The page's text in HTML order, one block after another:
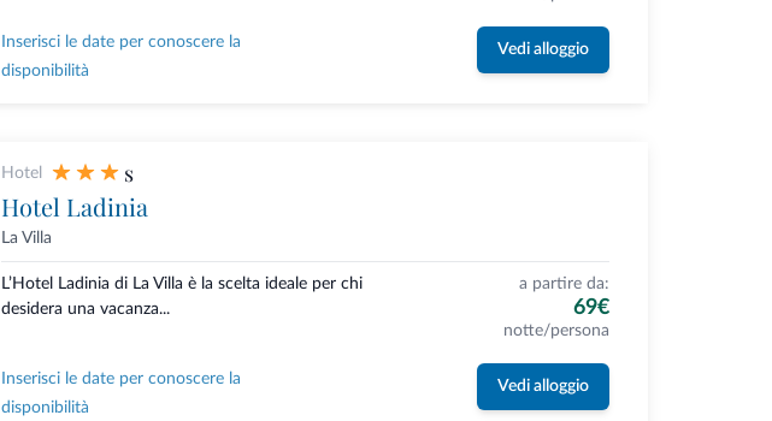
Inserisci le date per conoscere la
disponibilità
Vedi alloggio
Hotel s
Hotel Ladinia
La Villa
L’Hotel Ladinia di La Villa è la scelta ideale per chi
desidera una vacanza...
a partire da:
69€
notte/persona
Inserisci le date per conoscere la
disponibilità
Vedi alloggio